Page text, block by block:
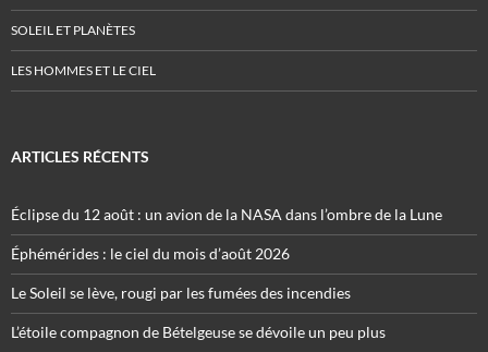
SOLEIL ET PLANÈTES
LES HOMMES ET LE CIEL
ARTICLES RÉCENTS
Éclipse du 12 août : un avion de la NASA dans l’ombre de la Lune
Éphémérides : le ciel du mois d’août 2026
Le Soleil se lève, rougi par les fumées des incendies
L’étoile compagnon de Bételgeuse se dévoile un peu plus